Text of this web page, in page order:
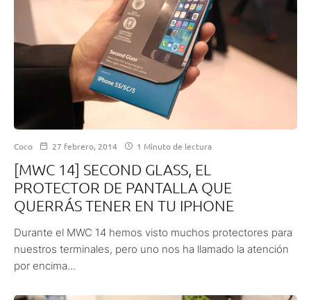
Coco 27 febrero, 2014 1 Minuto de lectura
[MWC 14] SECOND GLASS, EL
PROTECTOR DE PANTALLA QUE
QUERRÁS TENER EN TU IPHONE
Durante el MWC 14 hemos visto muchos protectores para
nuestros terminales, pero uno nos ha llamado la atención
por encima...